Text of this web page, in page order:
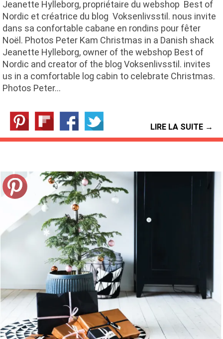
Jeanette Hylleborg, propriétaire du webshop Best of
Nordic et créatrice du blog Voksenlivsstil. nous invite
dans sa confortable cabane en rondins pour fêter
Noël. Photos Peter Kam Christmas in a Danish shack
Jeanette Hylleborg, owner of the webshop Best of
Nordic and creator of the blog Voksenlivsstil. invites
us in a comfortable log cabin to celebrate Christmas.
Photos Peter…
LIRE LA SUITE →